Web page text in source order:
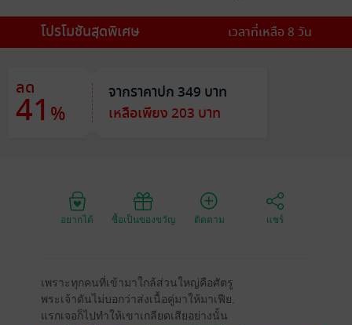
โปรโมชันสุดพิเศษ เวลาที่เหลือ 8 วัน
ลด
41 %
จากราคาปก 349 บาท
เหลือเพียง 203 บาท
อยากได้ ซื้อเป็นของขวัญ ติดตาม แชร์
เพราะทุกคนที่เข้ามาใกล้ส่วนใหญ่คือศัตรู
พระเจ้าดันไม่บอกว่าส่งเนื้อคู่มาให้มาเฟีย.
แรกเจอก็ไปทำให้เขาเกลียดเสียอย่างนั้น